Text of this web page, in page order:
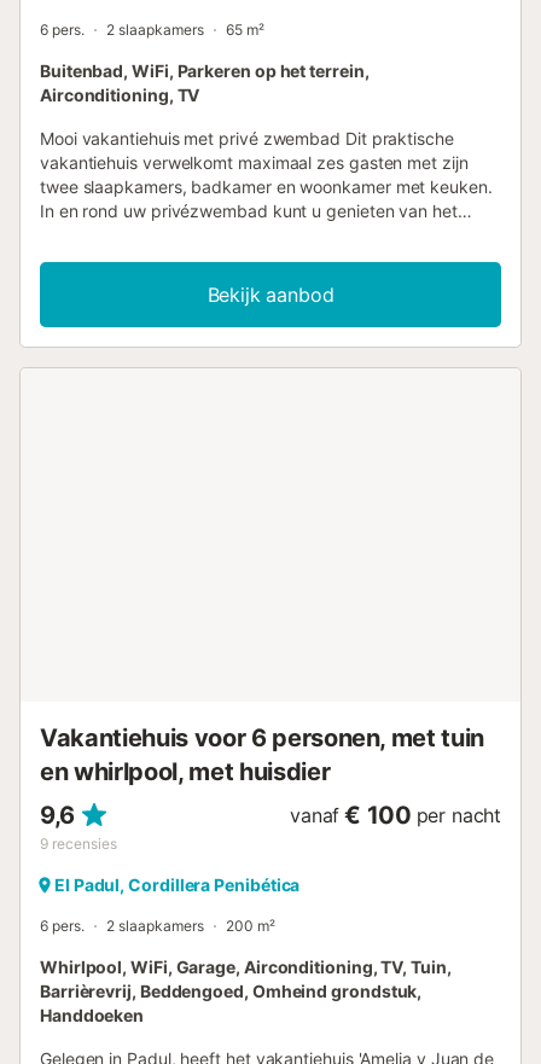
6 pers. 2 slaapkamers 65 m²
Buitenbad, WiFi, Parkeren op het terrein,
Airconditioning, TV
Mooi vakantiehuis met privé zwembad Dit praktische
vakantiehuis verwelkomt maximaal zes gasten met zijn
twee slaapkamers, badkamer en woonkamer met keuken.
In en rond uw privézwembad kunt u genieten van het
terras kunt u 's ochtends ontbijten of de dag afsluiten met
een glas wijn. Een barbecue voor gezellige barbecue-
avonden staat ook tot uw beschikking. Als u zin heeft in
een interessante dagtocht, ligt het prachtige Granada op
Bekijk aanbod
Vakantiehuis voor 6 personen, met tuin
en whirlpool, met huisdier
9,6
9 recensies
vanaf € 100 per nacht
El Padul, Cordillera Penibética
6 pers. 2 slaapkamers 200 m²
Whirlpool, WiFi, Garage, Airconditioning, TV, Tuin,
Barrièrevrij, Beddengoed, Omheind grondstuk,
Handdoeken
Gelegen in Padul, heeft het vakantiehuis 'Amelia y Juan de